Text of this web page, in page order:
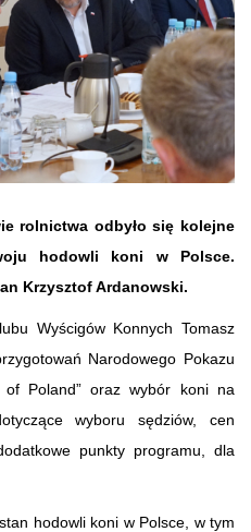
rolnictwa odbyło się kolejne
hodowli koni w Polsce.
Krzysztof Ardanowski.
Wyścigów Konnych Tomasz
Narodowego Pokazu
Poland” oraz wybór koni na
wyboru sędziów, cen
punkty programu, dla
hodowli koni w Polsce, w tym